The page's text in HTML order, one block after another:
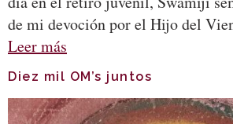
de mi devoción por el Hijo del
Leer más
Diez mil OM’s juntos